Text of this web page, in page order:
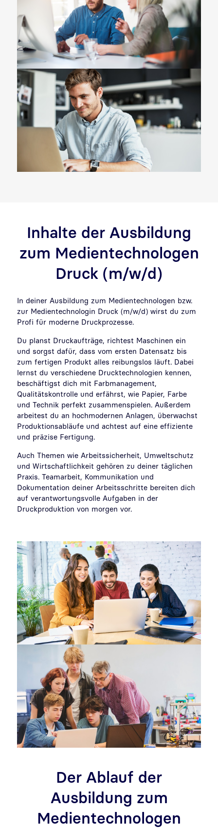
Inhalte der Ausbildung
zum Medientechnologen
Druck (m/w/d)
In deiner Ausbildung zum Medientechnologen bzw.
zur Medientechnologin Druck (m/w/d) wirst du zum
Profi für moderne Druckprozesse.
Du planst Druckaufträge, richtest Maschinen ein
und sorgst dafür, dass vom ersten Datensatz bis
zum fertigen Produkt alles reibungslos läuft. Dabei
lernst du verschiedene Drucktechnologien kennen,
beschäftigst dich mit Farbmanagement,
Qualitätskontrolle und erfährst, wie Papier, Farbe
und Technik perfekt zusammenspielen. Außerdem
arbeitest du an hochmodernen Anlagen, überwachst
Produktionsabläufe und achtest auf eine effiziente
und präzise Fertigung.
Auch Themen wie Arbeitssicherheit, Umweltschutz
und Wirtschaftlichkeit gehören zu deiner täglichen
Praxis. Teamarbeit, Kommunikation und
Dokumentation deiner Arbeitsschritte bereiten dich
auf verantwortungsvolle Aufgaben in der
Druckproduktion von morgen vor.
Der Ablauf der
Ausbildung zum
Medientechnologen